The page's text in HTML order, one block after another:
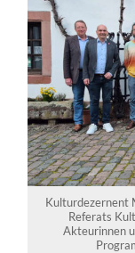
Kulturdezernent
Referats
Akteurinnen